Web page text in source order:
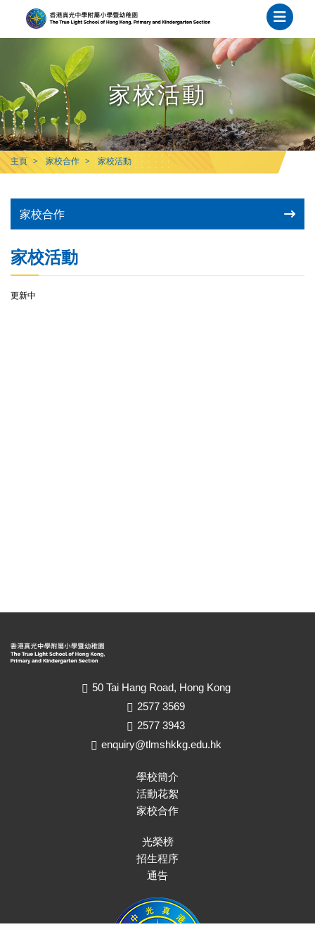
家校活動
主頁 家校合作 家校活動
家校合作
家校活動
更新中
50 Tai Hang Road, Hong Kong
2577 3569
2577 3943
enquiry@tlmshkkg.edu.hk
學校簡介
活動花絮
家校合作
光榮榜
招生程序
通告